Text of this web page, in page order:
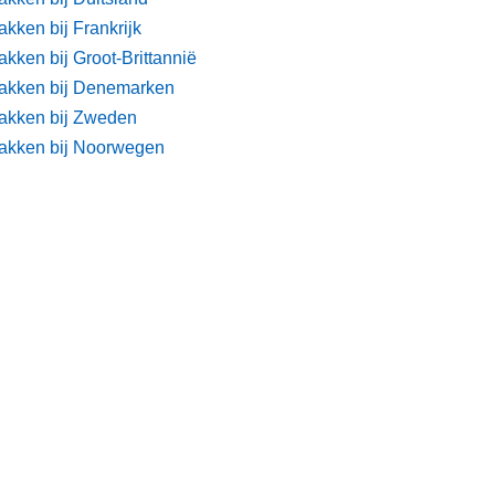
bij Frankrijk
bij Groot-Brittannië
bij Denemarken
bij Zweden
bij Noorwegen